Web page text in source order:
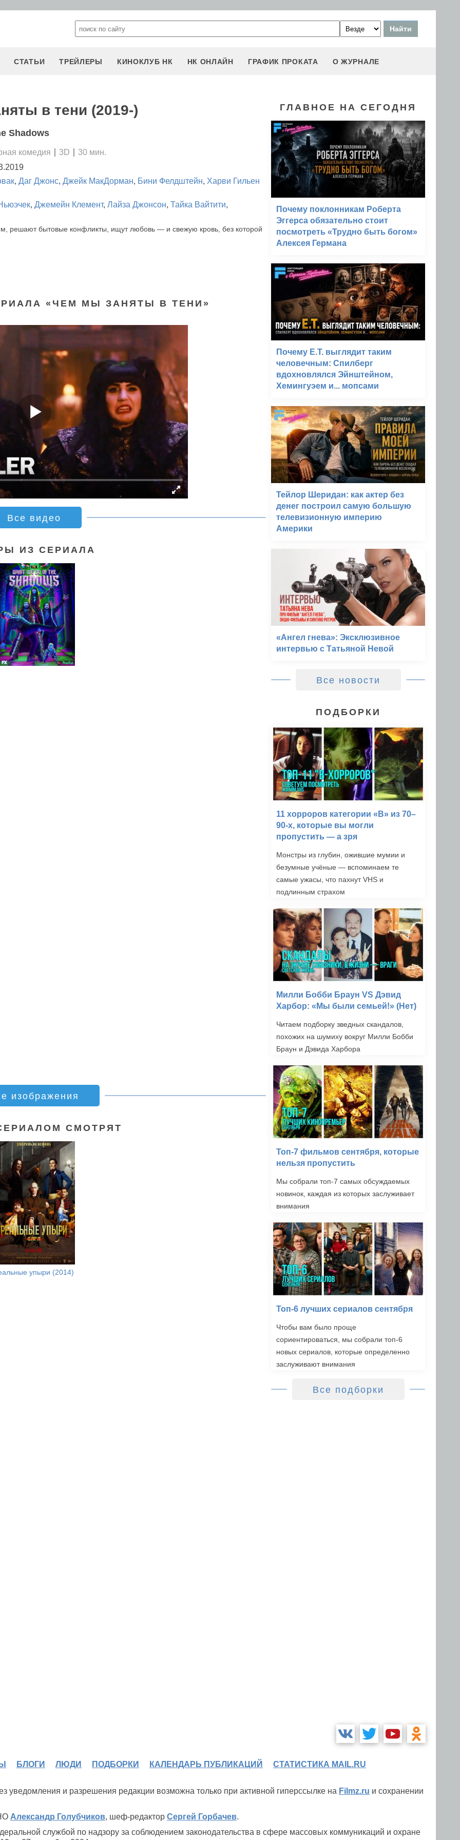
СТАТЬИ ТРЕЙЛЕРЫ КИНОКЛУБ НК НК ОНЛАЙН ГРАФИК ПРОКАТА О ЖУРНАЛЕ
в тени (2019-)
Shadows
комедия 3D
30 мин.
, Даг Джонс, Джейк МакДорман, Бини Фелдштейн, Харви Гильен
, Джемейн Клемент, Лайза Джонсон, Тайка Вайтити,
решают бытовые конфликты, ищут любовь — и свежую кровь, без которой
«ЧЕМ МЫ ЗАНЯТЫ В ТЕНИ»
Все видео
ИЗ СЕРИАЛА
изображения
СМОТРЯТ
упыри (2014)
Паранормальный
Веллингтон (2018)
ГЛАВНОЕ НА СЕГОДНЯ
Почему поклонникам Роберта
Эггерса обязательно стоит
посмотреть «Трудно быть богом»
Алексея Германа
Почему E.T. выглядит таким
человечным: Спилберг
вдохновлялся Эйнштейном,
Хемингуэем и... мопсами
Тейлор Шеридан: как актер без
денег построил самую большую
телевизионную империю
Америки
«Ангел гнева»: Эксклюзивное
интервью с Татьяной Невой
Все новости
ПОДБОРКИ
11 хорроров категории «B» из 70–
90-х, которые вы могли
пропустить — а зря
Монстры из глубин, ожившие мумии и
безумные учёные — вспоминаем те
самые ужасы, что пахнут VHS и
подлинным страхом
Милли Бобби Браун VS Дэвид
Харбор: «Мы были семьей!» (Нет)
Читаем подборку зведных скандалов,
похожих на шумиху вокруг Милли Бобби
Браун и Дэвида Харбора
Топ-7 фильмов сентября, которые
нельзя пропустить
Мы собрали топ-7 самых обсуждаемых
новинок, каждая из которых заслуживает
внимания
Топ-6 лучших сериалов сентября
Чтобы вам было проще
сориентироваться, мы собрали топ-6
новых сериалов, которые определенно
заслуживают внимания
Все подборки
БЛОГИ ЛЮДИ ПОДБОРКИ КАЛЕНДАРЬ ПУБЛИКАЦИЙ СТАТИСТИКА MAIL.RU
уведомления и разрешения редакции возможна только при активной гиперссылке на Filmz.ru и сохранении
Александр Голубчиков, шеф-редактор Сергей Горбачев.
службой по надзору за соблюдением законодательства в сфере массовых коммуникаций и охране